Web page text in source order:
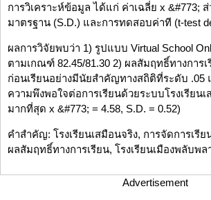
การวิเคราะห์ข้อมูล ได้แก่ ค่าเฉลี่ย x &#773; ส่
มาตรฐาน (S.D.) และการทดสอบค่าที (t-test
ผลการวิจัยพบว่า 1) รูปแบบ Virtual School
ตามเกณฑ์ 82.45/81.30 2) ผลสัมฤทธิ์ทางการเ
ก่อนเรียนอย่างมีนัยสำคัญทางสถิติที่ระดับ .05
ความพึงพอใจต่อการเรียนด้วยระบบโรงเรียน
มากที่สุด x &#773; = 4.58, S.D. = 0.52)
คำสำคัญ: โรงเรียนเสมือนจริง, การจัดการเรี
ผลสัมฤทธิ์ทางการเรียน, โรงเรียนเมืองพลับพ
Advertisement